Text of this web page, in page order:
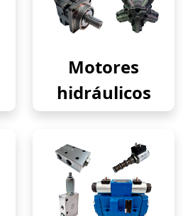
Motores
hidráulicos